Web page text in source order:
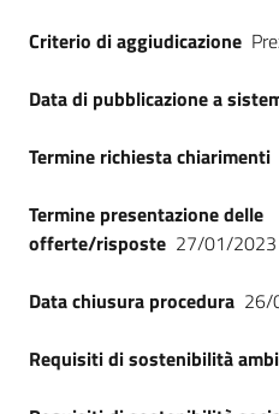
Criterio di aggiudicazione
Data di pubblicazione a
Termine richiesta chiarimenti
Termine presentazione delle
offerte/risposte 27/01/
Data chiusura procedura 26/
Requisiti di sostenibilità